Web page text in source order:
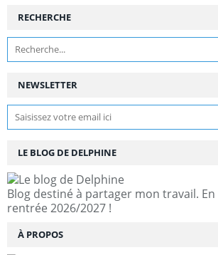
NEWSLETTER
RECHERCHE
LE BLOG DE DELPHINE
Blog destiné à partager mon travail. En
rentrée 2026/2027 !
À PROPOS